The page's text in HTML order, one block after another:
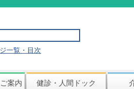
一覧・目次
案内 健診・人間ドック